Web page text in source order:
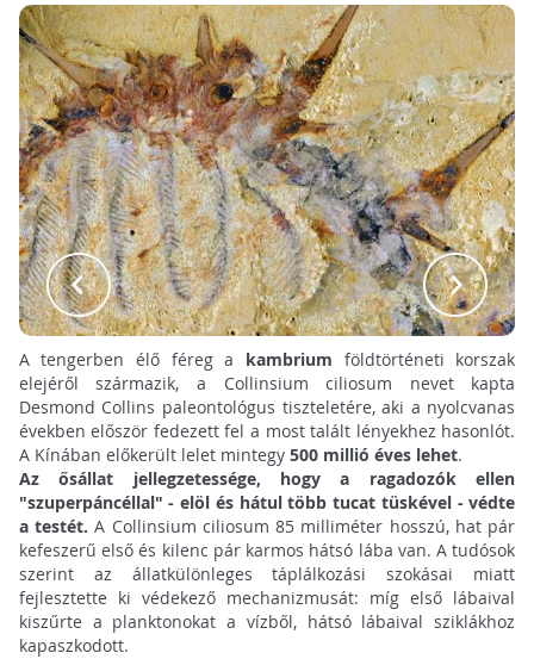
A tengerben élő féreg a kambrium földtörténeti korszak
elejéről származik, a Collinsium ciliosum nevet kapta
Desmond Collins paleontológus tiszteletére, aki a nyolcvanas
években először fedezett fel a most talált lényekhez hasonlót.
A Kínában előkerült lelet mintegy 500 millió éves lehet.
Az ősállat jellegzetessége, hogy a ragadozók ellen
"szuperpáncéllal" - elöl és hátul több tucat tüskével - védte
a testét.A Collinsium ciliosum 85 milliméter hosszú, hat pár
kefeszerű első és kilenc pár karmos hátsó lába van. A tudósok
szerint az állatkülönleges táplálkozási szokásai miatt
fejlesztette ki védekező mechanizmusát: míg első lábaival
kiszűrte a planktonokat a vízből, hátsó lábaival sziklákhoz
kapaszkodott.